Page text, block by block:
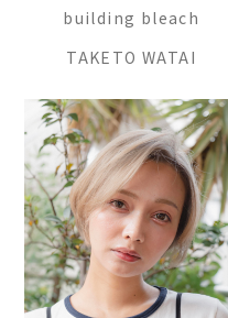
building bleach
TAKETO WATAI